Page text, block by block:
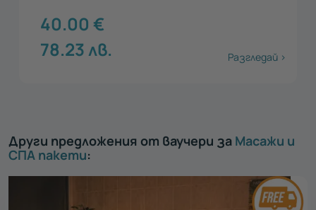
40.00 €
78.23лв. Разгледай >
Други предложения от ваучери за Масажи и
СПА пакети: